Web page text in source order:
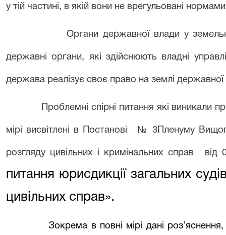
у тій частині, в якій вони не врегульовані
Органи державної влади у
державні органи, які здійснюють владні
держава реалізує своє право на землі державної
Проблемні спірні питання які виникали
мірі висвітлені в Постанові № 3Пленуму
розгляду цивільних і кримінальних справ від
питання юрисдикції загальних
цивільних справ».
Зокрема в повні мірі дані